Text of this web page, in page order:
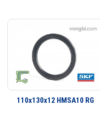
Download
Phớt là một bộ phận quan
Dãy sản phẩm của SKF bao
110x130x12 HMSA10 RG